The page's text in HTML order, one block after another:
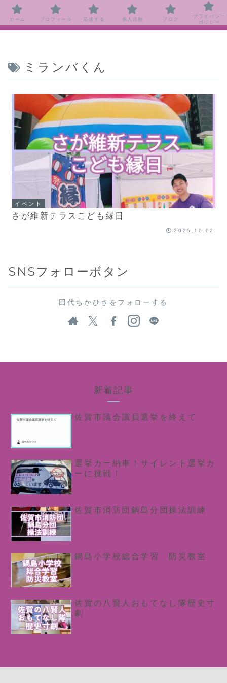
ミランバくん
イベント
さが維新テラスこども縁日
2025.10.02
SNSフォローボタン
田代ちかひさをフォローする
新着記事
佐賀市議会議員選挙を終えて
選挙カー納車！サイレント選挙カ
ーに挑戦！
佐賀市消防団鍋島分団操法訓練
鍋島小学校総合学習 防災教室
佐賀の八賢人おもてなし隊歴史寸
劇
ホーム プロフィール 応援する 個人活動 ブログ
プライバシー
ポリシー